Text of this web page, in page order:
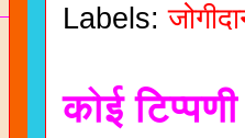
Labels:
कोई